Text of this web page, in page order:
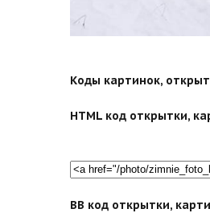
Коды картинок,
HTML код открытки,
BB код открытки,